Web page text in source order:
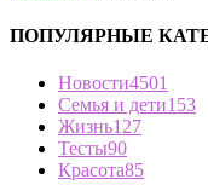
ПОПУЛЯРНЫЕ
Новости4501
Семья и дети153
Жизнь127
Тесты90
Красота85